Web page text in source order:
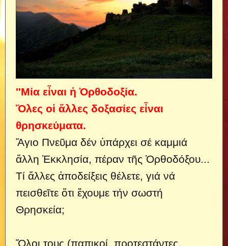
''Μία εἶναι ἡ Ὀρθοδοξία.
Ὅλες οἱ ἄλλες δοξασίες εἶναι
θρησκεύματα.
Ἅγιο Πνεῦμα δέν ὑπάρχει σέ καμμιά
ἄλλη Ἐκκλησία, πέραν τῆς Ὀρθοδόξου...
Τί ἄλλες ἀποδείξεις θέλετε, γιά νά
πεισθεῖτε ὅτι ἔχουμε τήν σωστή
Θρησκεία;
Ὅλοι τους (παπικοί, προτεστάντες,